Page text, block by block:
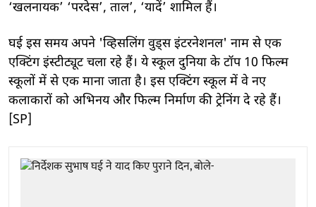
‘खलनायक’ ‘परदेस’, ताल’, ‘यादें’ शामिल हैं।
घई इस समय अपने 'व्हिसलिंग वुड्स इंटरनेशनल' नाम से एक
एक्टिंग इंस्टीट्यूट चला रहे हैं। ये स्कूल दुनिया के टॉप 10 फिल्म
स्कूलों में से एक माना जाता है। इस एक्टिंग स्कूल में वे नए
कलाकारों को अभिनय और फिल्म निर्माण की ट्रेनिंग दे रहे हैं।
[SP]